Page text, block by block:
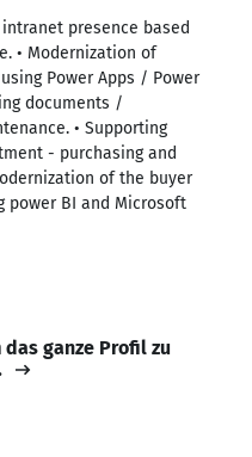
presence based
• Modernization of
Power Apps / Power
documents /
• Supporting
- purchasing and
of the buyer
power BI and Microsoft
das ganze Profil zu